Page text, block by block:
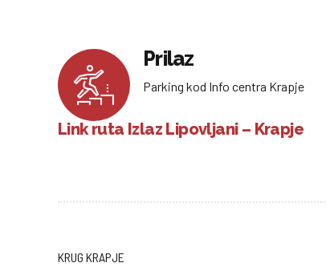
Prilaz
Parking kod Info centra Krapje
Link ruta Izlaz Lipovljani – Krapje
KRUG KRAPJE